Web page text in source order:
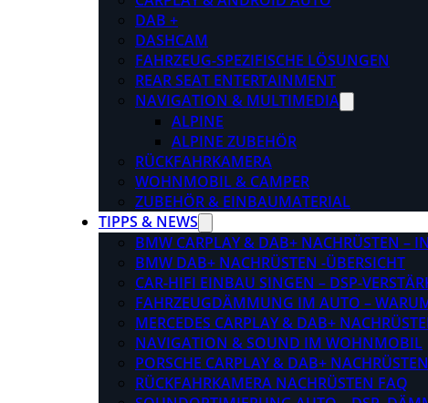
DAB +
DASHCAM
FAHRZEUG-SPEZIFISCHE LÖSUNGEN
REAR SEAT ENTERTAINMENT
NAVIGATION & MULTIMEDIA
ALPINE
ALPINE ZUBEHÖR
RÜCKFAHRKAMERA
WOHNMOBIL & CAMPER
ZUBEHÖR & EINBAUMATERIAL
TIPPS & NEWS
BMW CARPLAY & DAB+ NACHRÜSTEN –
BMW DAB+ NACHRÜSTEN -ÜBERSICHT
CAR-HIFI EINBAU SINGEN – DSP-
FAHRZEUGDÄMMUNG IM AUTO –
MERCEDES CARPLAY & DAB+
NAVIGATION & SOUND IM WOHNMOBIL
PORSCHE CARPLAY & DAB+
RÜCKFAHRKAMERA NACHRÜSTEN FAQ